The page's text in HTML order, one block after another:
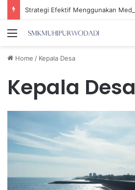
Menu
Home / Kepala Desa
Kepala Desa